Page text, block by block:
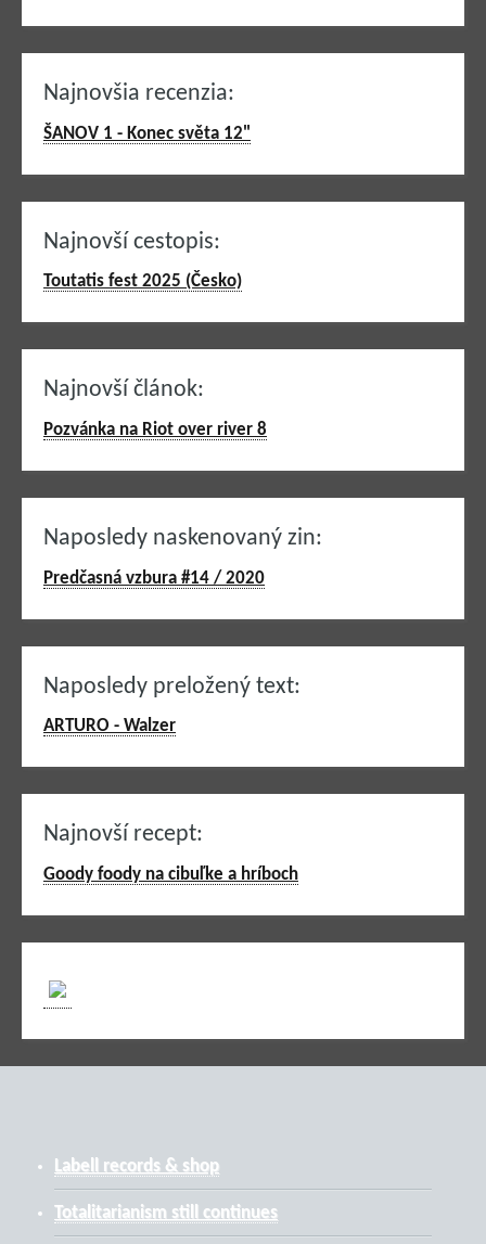
Najnovšia recenzia:
ŠANOV 1 - Konec světa 12"
Najnovší cestopis:
Toutatis fest 2025 (Česko)
Najnovší článok:
Pozvánka na Riot over river 8
Naposledy naskenovaný zin:
Predčasná vzbura #14 / 2020
Naposledy preložený text:
ARTURO - Walzer
Najnovší recept:
Goody foody na cibuľke a hríboch
Labell records & shop
Totalitarianism still continues